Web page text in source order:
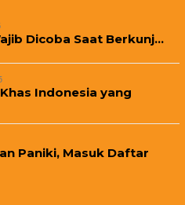
Dicoba Saat Berkunj…
Indonesia yang
Paniki, Masuk Daftar